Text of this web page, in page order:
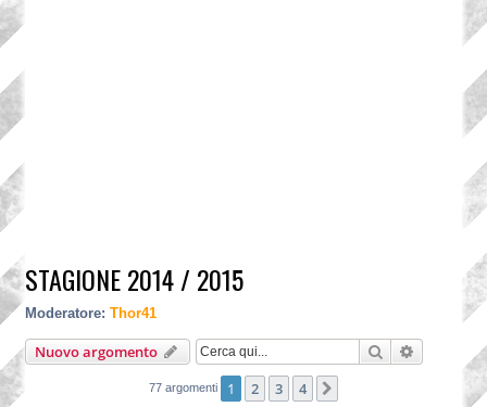
STAGIONE 2014 / 2015
Moderatore: Thor41
Nuovo argomento Cerca Ricerca
77 argomenti 1 2 3 4